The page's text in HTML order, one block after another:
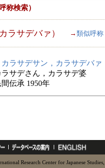
称検索）
ラサデバァ） → 類似呼称
カラサデサン，カラサデバァ
ラサデさん，カラサデ婆
間伝承 1950年
Research Center for Japanese